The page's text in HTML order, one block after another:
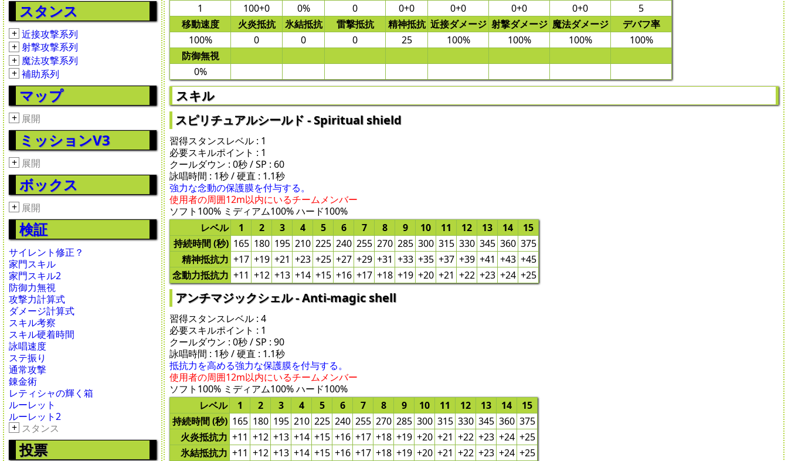
スタンス
+ 近接攻撃系列
+ 射撃攻撃系列
+ 魔法攻撃系列
+ 補助系列
マップ
+ 展開
ミッションV3
+ 展開
ボックス
+ 展開
検証
サイレント修正？
家門スキル
家門スキル2
防御力無視
攻撃力計算式
ダメージ計算式
スキル考察
スキル硬着時間
詠唱速度
ステ振り
通常攻撃
錬金術
レティシャの輝く箱
ルーレット
ルーレット2
+ スタンス
投票
1
100+0 0% 0 0+0 0+0 0+0 0+0
5
移動速度
火炎抵抗 氷結抵抗 雷撃抵抗 精神抵抗 近接ダメージ 射撃ダメージ 魔法ダメージ
デバフ率
100%
0 0 0 25 100% 100% 100%
100%
防御無視
0%
スキル
スピリチュアルシールド - Spiritual shield
習得スタンスレベル : 1
必要スキルポイント : 1
クールダウン : 0秒 / SP : 60
詠唱時間 : 1秒 / 硬直 : 1.1秒
強力な念動の保護膜を付与する。
使用者の周囲12m以内にいるチームメンバー
ソフト100% ミディアム100% ハード100%
レベル
1 2 3 4 5 6 7 8 9 10 11 12 13 14
15
持続時間 (秒) 165 180 195 210 225 240 255 270 285 300 315 330 345 360 375
精神抵抗力 +17 +19 +21 +23 +25 +27 +29 +31 +33 +35 +37 +39 +41 +43 +45
念動力抵抗力 +11 +12 +13 +14 +15 +16 +17 +18 +19 +20 +21 +22 +23 +24 +25
アンチマジックシェル - Anti-magic shell
習得スタンスレベル : 4
必要スキルポイント : 1
クールダウン : 0秒 / SP : 90
詠唱時間 : 1秒 / 硬直 : 1.1秒
抵抗力を高める強力な保護膜を付与する。
使用者の周囲12m以内にいるチームメンバー
ソフト100% ミディアム100% ハード100%
レベル
1 2 3 4 5 6 7 8 9 10 11 12 13 14
15
持続時間 (秒) 165 180 195 210 225 240 255 270 285 300 315 330 345 360 375
火炎抵抗力 +11 +12 +13 +14 +15 +16 +17 +18 +19 +20 +21 +22 +23 +24 +25
氷結抵抗力 +11 +12 +13 +14 +15 +16 +17 +18 +19 +20 +21 +22 +23 +24 +25